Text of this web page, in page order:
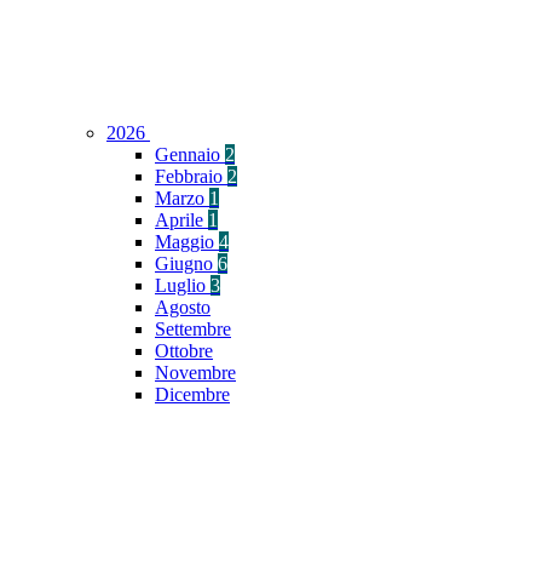
2026
Gennaio 2
Febbraio 2
Marzo 1
Aprile 1
Maggio 4
Giugno 6
Luglio 3
Agosto
Settembre
Ottobre
Novembre
Dicembre